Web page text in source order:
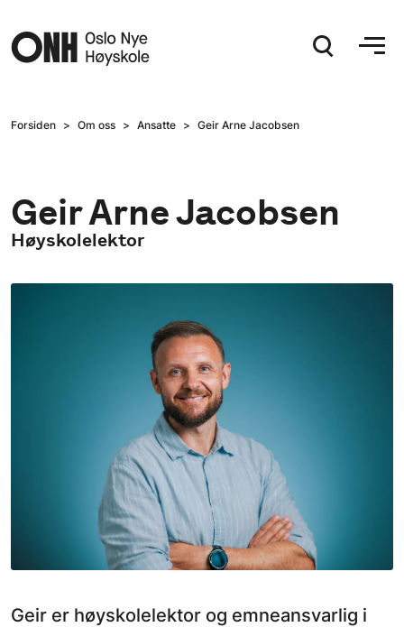
Forsiden Om oss Ansatte Geir Arne Jacobsen
Geir Arne Jacobsen
​Høyskolelektor
Geir er høyskolelektor og emneansvarlig i